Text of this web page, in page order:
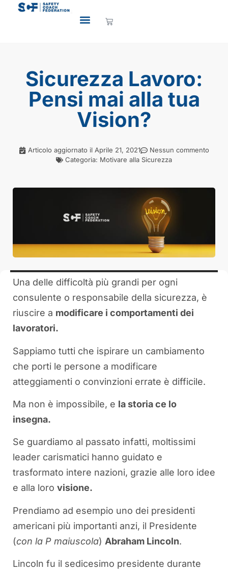
Sicurezza Lavoro:
Pensi mai alla tua
Vision?
Articolo aggiornato il Aprile 21, 2021
Nessun commento
Categoria: Motivare alla Sicurezza
Una delle difficoltà più grandi per ogni
consulente o responsabile della sicurezza, è
riuscire a modificare i comportamenti dei
lavoratori.
Sappiamo tutti che ispirare un cambiamento
che porti le persone a modificare
atteggiamenti o convinzioni errate è difficile.
Ma non è impossibile, e la storia ce lo
insegna.
Se guardiamo al passato infatti, moltissimi
leader carismatici hanno guidato e
trasformato intere nazioni, grazie alle loro idee
e alla loro visione.
Prendiamo ad esempio uno dei presidenti
americani più importanti anzi, il Presidente
(con la P maiuscola) Abraham Lincoln.
Lincoln fu il sedicesimo presidente durante